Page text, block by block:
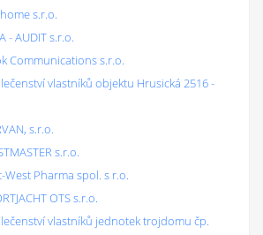
s.r.o.
- AUDIT s.r.o.
Communications s.r.o.
vlastníků objektu Hrusická 2516 -
s.r.o.
s.r.o.
West Pharma spol. s r.o.
OTS s.r.o.
vlastníků jednotek trojdomu čp.